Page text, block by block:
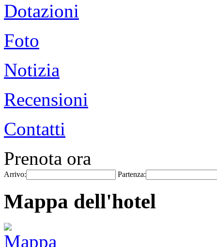
Dotazioni
Foto
Notizia
Recensioni
Contatti
Prenota ora
Arrivo: Partenza:
Mappa dell'hotel